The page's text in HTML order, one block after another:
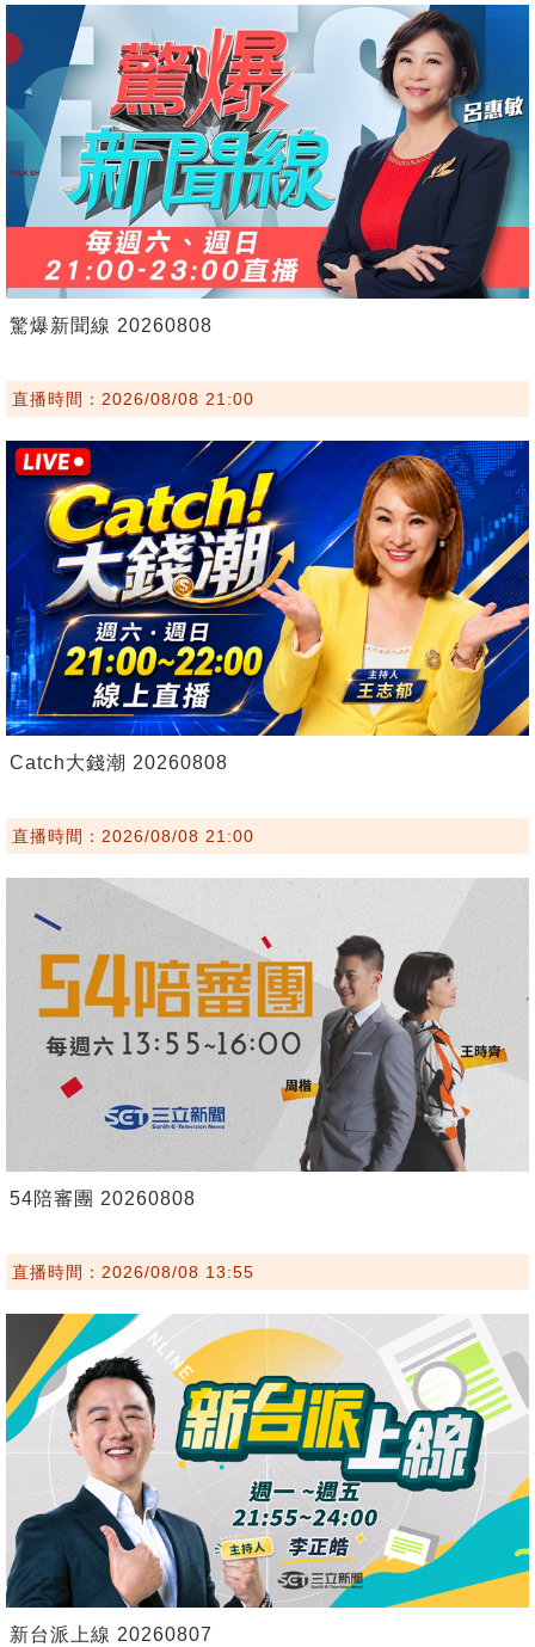
驚爆新聞線 20260808
直播時間：2026/08/08 21:00
Catch大錢潮 20260808
直播時間：2026/08/08 21:00
54陪審團 20260808
直播時間：2026/08/08 13:55
新台派上線 20260807